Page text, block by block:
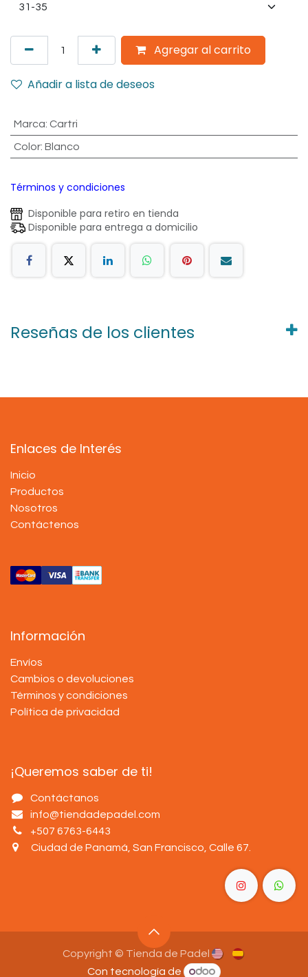
Agregar al carrito
Añadir a lista de deseos
Marca: Cartri
Color: Blanco
Términos y condiciones
Disponible para retiro en tienda
Disponible para entrega a domicilio
Reseñas de los clientes
Enlaces de Interés
Inicio
Productos
Nosotros
Contáctenos
Información
Envíos
Cambios o devoluciones
Términos y condiciones
Política de privacidad
¡Queremos saber de ti!
Contáctanos
info@tiendadepadel.com
+507 6763-6443
Ciudad de Panamá, San Francisco, Calle 67
Copyright © Tienda de Padel
Con tecnología de